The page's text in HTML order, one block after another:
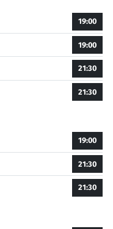
19:00
19:00
21:30
21:30
19:00
21:30
21:30